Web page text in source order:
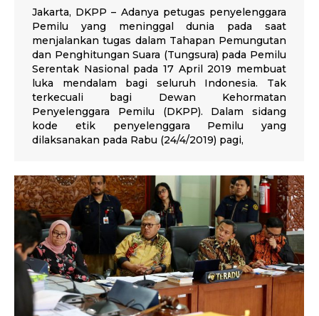
Jakarta, DKPP – Adanya petugas penyelenggara
Pemilu yang meninggal dunia pada saat
menjalankan tugas dalam Tahapan Pemungutan
dan Penghitungan Suara (Tungsura) pada Pemilu
Serentak Nasional pada 17 April 2019 membuat
luka mendalam bagi seluruh Indonesia. Tak
terkecuali bagi Dewan Kehormatan
Penyelenggara Pemilu (DKPP). Dalam sidang
kode etik penyelenggara Pemilu yang
dilaksanakan pada Rabu (24/4/2019) pagi,